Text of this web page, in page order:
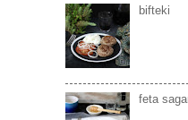
bifteki
feta